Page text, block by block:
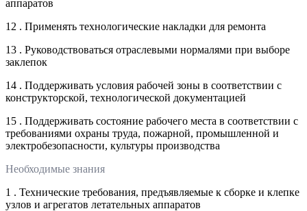
аппаратов
12 . Применять технологические накладки для ремонта
13 . Руководствоваться отраслевыми нормалями при выборе
заклепок
14 . Поддерживать условия рабочей зоны в соответствии с
конструкторской, технологической документацией
15 . Поддерживать состояние рабочего места в соответствии с
требованиями охраны труда, пожарной, промышленной и
электробезопасности, культуры производства
Необходимые знания
1 . Технические требования, предъявляемые к сборке и клепке
узлов и агрегатов летательных аппаратов